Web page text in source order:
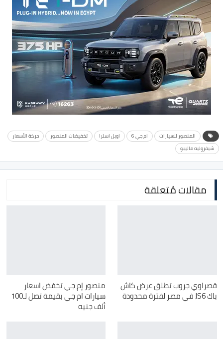
المنصور للسيارات ام جي 6 اوبل استرا تخفيضات المنصور
حركة الأسعار
شيفروليه ماليبو
مقالات مُتعلقة
قصراوي جروب تطلق عرض كاش
باك JS6 في مصر لفترة محدودة
منصور إم جي تخفض اسعار
سيارات ام جي بقيمة تصل لـ100
ألف جنيه